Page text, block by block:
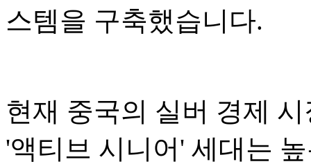
스템을 구축했습니다.
현재 중국의 실버 경제
'액티브 시니어' 세대는